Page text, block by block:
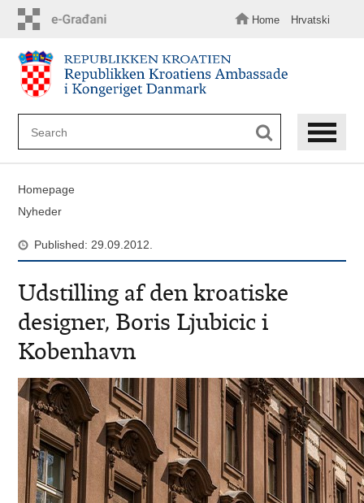
content
Home Hrvatski
Homepage
Nyheder
Published: 29.09.2012.
Udstilling af den kroatiske
designer, Boris Ljubicic i
Kobenhavn